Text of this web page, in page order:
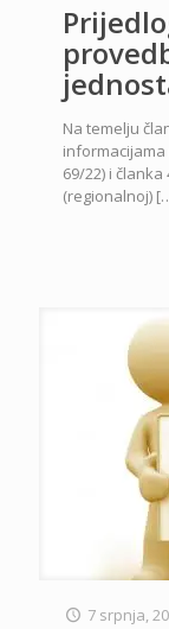
Na temelju
informacijama
69/22) i
(regionalnoj)
7 srpnja,